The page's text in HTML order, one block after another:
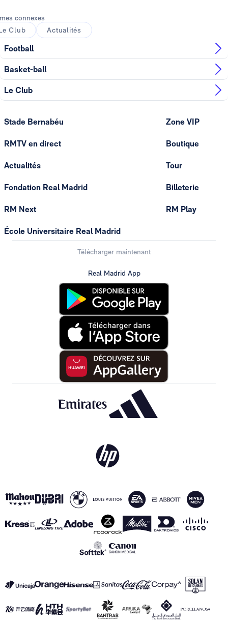
connexes
Club
Actualités
Football
Basket-ball
Le Club
Stade Bernabéu
RMTV en direct
Actualités
Fondation Real Madrid
RM Next
École Universitaire Real Madrid
Zone VIP
Boutique
Tour
Billeterie
RM Play
Télécharger maintenant
Real Madrid App